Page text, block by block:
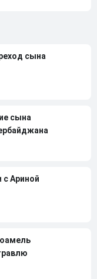
сына
сына
с Ариной